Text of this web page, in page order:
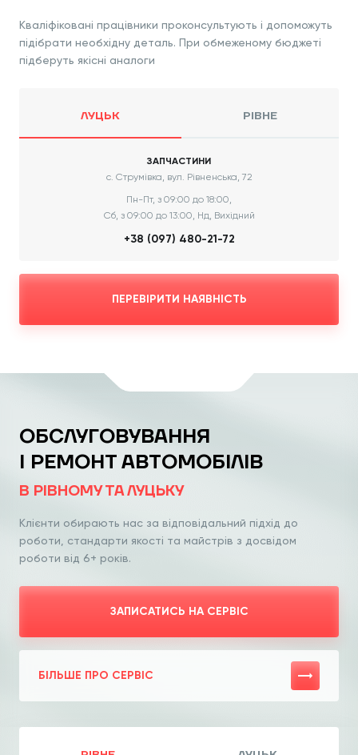
Кваліфіковані працівники проконсультують і допоможуть
підібрати необхідну деталь. При обмеженому бюджеті
підберуть якісні аналоги
ЛУЦЬК РІВНЕ
ЗАПЧАСТИНИ
с. Струмівка, вул. Рівненська, 72
Пн-Пт, з 09:00 до 18:00,
Сб, з 09:00 до 13:00, Нд, Вихідний
+38 (097) 480-21-72
ПЕРЕВІРИТИ НАЯВНІСТЬ
ОБСЛУГОВУВАННЯ
І РЕМОНТ АВТОМОБІЛІВ
В РІВНОМУ ТА ЛУЦЬКУ
Клієнти обирають нас за відповідальний підхід до
роботи, стандарти якості та майстрів з досвідом
роботи від 6+ років.
ЗАПИСАТИСЬ НА СЕРВІС
БІЛЬШЕ ПРО СЕРВІС